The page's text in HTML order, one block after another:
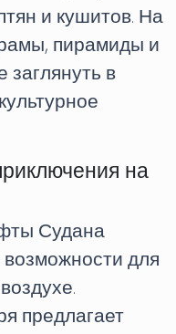
и кушитов. На
пирамиды и
в
на
Судана
для
предлагает